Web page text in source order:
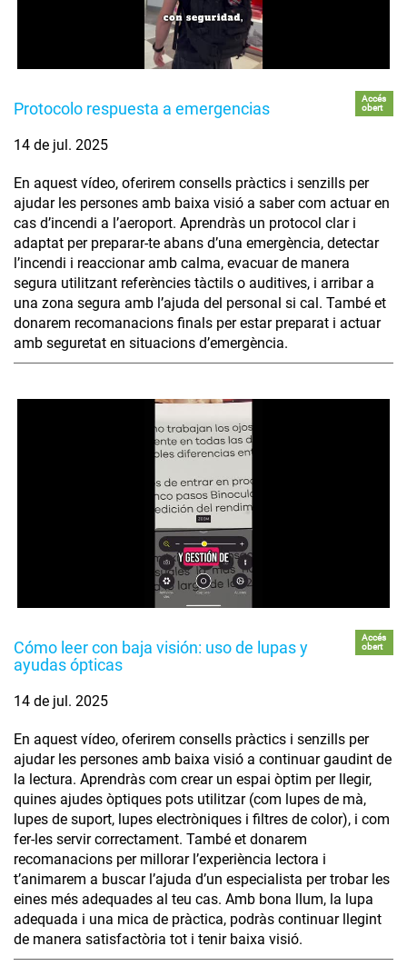
Protocolo respuesta a emergencias
Accés
obert
14 de jul. 2025
En aquest vídeo, oferirem consells pràctics i senzills per
ajudar les persones amb baixa visió a saber com actuar en
cas d’incendi a l’aeroport. Aprendràs un protocol clar i
adaptat per preparar-te abans d’una emergència, detectar
l’incendi i reaccionar amb calma, evacuar de manera
segura utilitzant referències tàctils o auditives, i arribar a
una zona segura amb l’ajuda del personal si cal. També et
donarem recomanacions finals per estar preparat i actuar
amb seguretat en situacions d’emergència.
Cómo leer con baja visión: uso de lupas y
ayudas ópticas
Accés
obert
14 de jul. 2025
En aquest vídeo, oferirem consells pràctics i senzills per
ajudar les persones amb baixa visió a continuar gaudint de
la lectura. Aprendràs com crear un espai òptim per llegir,
quines ajudes òptiques pots utilitzar (com lupes de mà,
lupes de suport, lupes electròniques i filtres de color), i com
fer-les servir correctament. També et donarem
recomanacions per millorar l’experiència lectora i
t’animarem a buscar l’ajuda d’un especialista per trobar les
eines més adequades al teu cas. Amb bona llum, la lupa
adequada i una mica de pràctica, podràs continuar llegint
de manera satisfactòria tot i tenir baixa visió.